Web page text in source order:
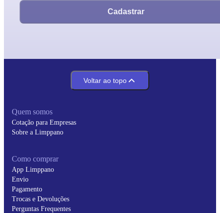
Cadastrar
Voltar ao topo
Quem somos
Cotação para Empresas
Sobre a Limppano
Como comprar
App Limppano
Envio
Pagamento
Trocas e Devoluções
Perguntas Frequentes